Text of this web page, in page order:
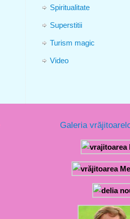
Spiritualitate
Superstitii
Turism magic
Video
Galeria